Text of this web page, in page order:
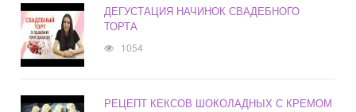
ДЕГУСТАЦИЯ НАЧИНОК СВАДЕБНОГО
ТОРТА
1054
РЕЦЕПТ КЕКСОВ ШОКОЛАДНЫХ С КРЕМОМ